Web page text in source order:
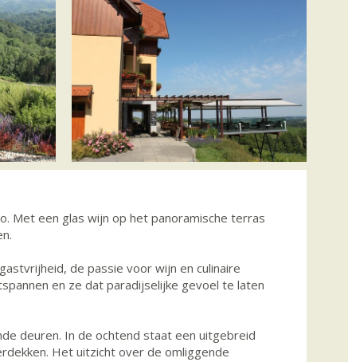
Met een glas wijn op het panoramische terras
de passie voor wijn en culinaire
en ze dat paradijselijke gevoel te laten
deuren. In de ochtend staat een uitgebreid
Het uitzicht over de omliggende